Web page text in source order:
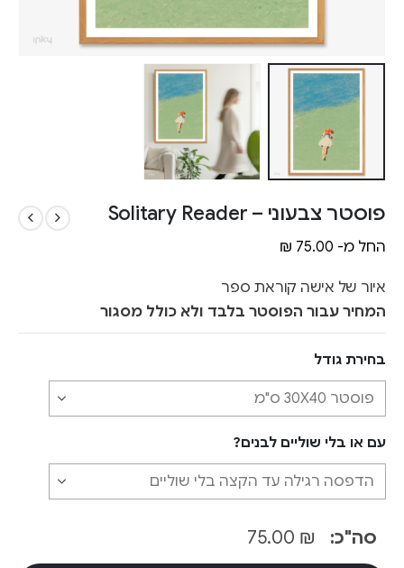
פוסטר צבעוני – Solitary Reader
החל מ- ₪ 75.00
איור של אישה קוראת ספר
המחיר עבור הפוסטר בלבד ולא כולל מסגור
בחירת גודל
עם או בלי שוליים לבנים?
סה"כ: ₪